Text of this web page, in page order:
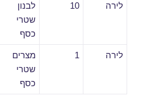
לירה 10
לבנון
שטרי
כסף
לירה 1
מצרים
שטרי
כסף